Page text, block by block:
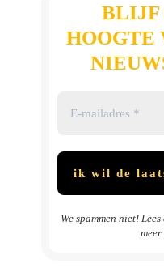
BLIJF
HOOGTE
We spammen niet! Lees
meer